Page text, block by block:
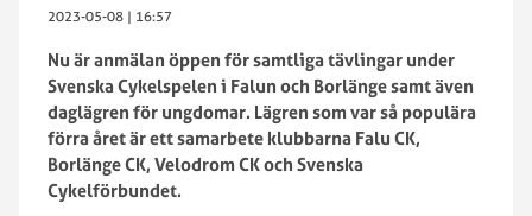
2023-05-08 | 16:57
Nu är anmälan öppen för samtliga tävlingar under
Svenska Cykelspelen i Falun och Borlänge samt även
daglägren för ungdomar. Lägren som var så populära
förra året är ett samarbete klubbarna Falu CK,
Borlänge CK, Velodrom CK och Svenska
Cykelförbundet.